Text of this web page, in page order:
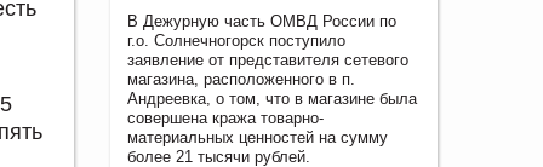
В Дежурную часть ОМВД России по
г.о. Солнечногорск поступило
заявление от представителя сетевого
магазина, расположенного в п.
Андреевка, о том, что в магазине была
совершена кража товарно-
материальных ценностей на сумму
более 21 тысячи рублей.